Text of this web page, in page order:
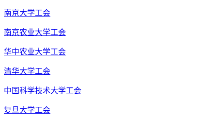
南京大学工会
南京农业大学工会
华中农业大学工会
清华大学工会
中国科学技术大学工会
复旦大学工会